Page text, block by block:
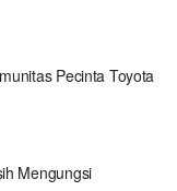
Pecinta Toyota
Mengungsi